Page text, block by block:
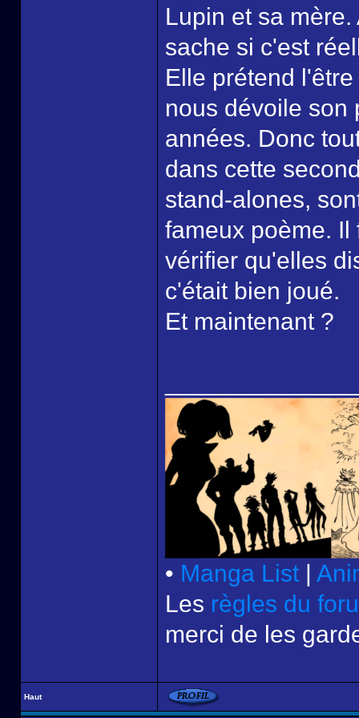
Lupin et sa
sache si c'est
Elle prétend
nous dévoile son
années. Donc
dans cette
stand-alones,
fameux poème.
vérifier qu'elles
c'était bien joué.
Et maintenant ?
• Manga List |
Les règles du
merci de les
Haut